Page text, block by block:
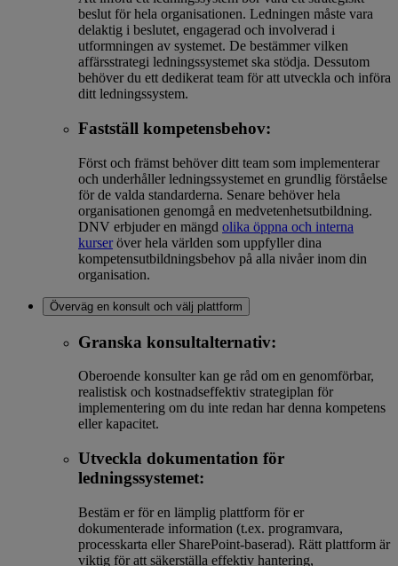
beslut för hela organisationen. Ledningen måste vara
delaktig i beslutet, engagerad och involverad i
utformningen av systemet. De bestämmer vilken
affärsstrategi ledningssystemet ska stödja. Dessutom
behöver du ett dedikerat team för att utveckla och införa
ditt ledningssystem.
Fastställ kompetensbehov:
Först och främst behöver ditt team som implementerar
och underhåller ledningssystemet en grundlig förståelse
för de valda standarderna. Senare behöver hela
organisationen genomgå en medvetenhetsutbildning.
DNV erbjuder en mängd olika öppna och interna
kurseröver hela världen som uppfyller dina
kompetensutbildningsbehov på alla nivåer inom din
organisation.
Överväg en konsult och välj plattform
Granska konsultalternativ:
Oberoende konsulter kan ge råd om en genomförbar,
realistisk och kostnadseffektiv strategiplan för
implementering om du inte redan har denna kompetens
eller kapacitet.
Utveckla dokumentation för
ledningssystemet:
Bestäm er för en lämplig plattform för er
dokumenterade information (t.ex. programvara,
processkarta eller SharePoint-baserad). Rätt plattform är
viktig för att säkerställa effektiv hantering,